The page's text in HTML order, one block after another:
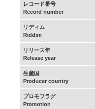
レコード番号
Record number
リディム
Riddim
リリース年
Release year
生産国
Producer country
プロモフラグ
Promotion